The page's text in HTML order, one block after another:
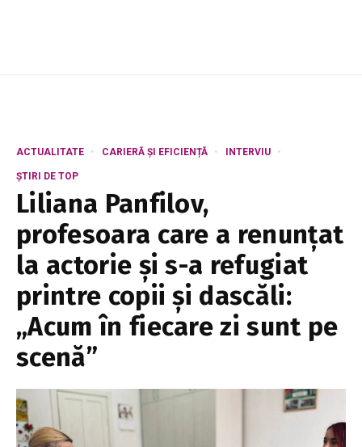
ACTUALITATE CARIERĂ ȘI EFICIENȚĂ INTERVIU
ȘTIRI DE TOP
Liliana Panfilov,
profesoara care a renunțat
la actorie și s-a refugiat
printre copii și dascăli:
„Acum în fiecare zi sunt pe
scenă”